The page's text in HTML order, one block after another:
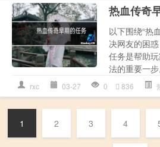
热血传奇
以下围绕“热
决网友的困
任务是帮助
法的重要一
rxc 03-27 0 836
1 2 3 4